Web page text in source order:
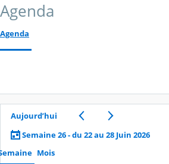
Agenda
Agenda
Aujourd’hui
Semaine 26 - du 22 au 28 Juin 2026
Mois